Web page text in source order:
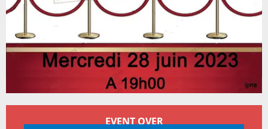
Öffnungszeiten & Kontaktdaten
EVENT OVER